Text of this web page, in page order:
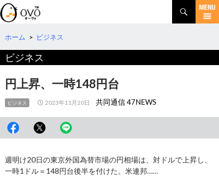
検
索
コ
テ
へ
移
動
ホーム > ビジネス
ビジネス
円上昇、一時148円台
ビジネス 2023年11月20日 共同通信 47NEWS
週明け20日の東京外国為替市場の円相場は、対ドルで上昇し、
一時1ドル＝148円台後半を付けた。米連邦……